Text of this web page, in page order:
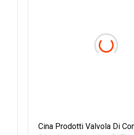
Cina Prodotti Valvola Di